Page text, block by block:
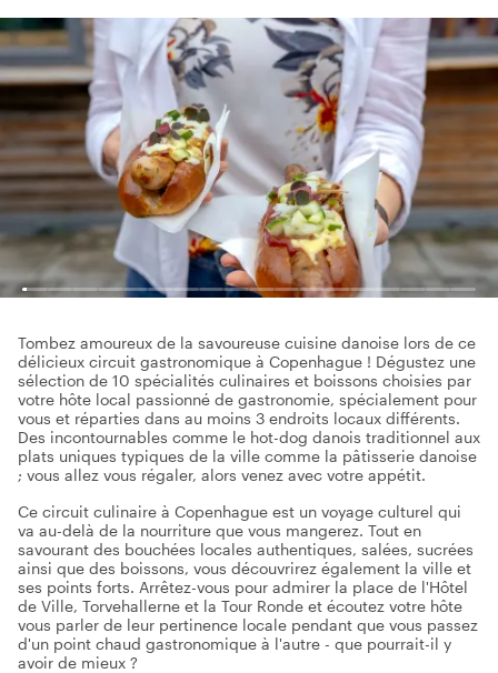
Tombez amoureux de la savoureuse cuisine danoise lors de ce
délicieux circuit gastronomique à Copenhague ! Dégustez une
sélection de 10 spécialités culinaires et boissons choisies par
votre hôte local passionné de gastronomie, spécialement pour
vous et réparties dans au moins 3 endroits locaux différents.
Des incontournables comme le hot-dog danois traditionnel aux
plats uniques typiques de la ville comme la pâtisserie danoise
; vous allez vous régaler, alors venez avec votre appétit.
Ce circuit culinaire à Copenhague est un voyage culturel qui
va au-delà de la nourriture que vous mangerez. Tout en
savourant des bouchées locales authentiques, salées, sucrées
ainsi que des boissons, vous découvrirez également la ville et
ses points forts. Arrêtez-vous pour admirer la place de l'Hôtel
de Ville, Torvehallerne et la Tour Ronde et écoutez votre hôte
vous parler de leur pertinence locale pendant que vous passez
d'un point chaud gastronomique à l'autre - que pourrait-il y
avoir de mieux ?